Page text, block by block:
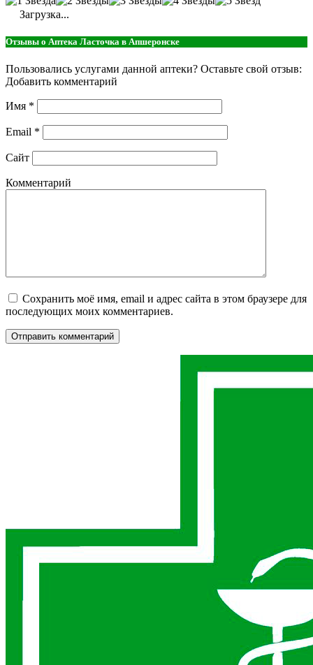
Загрузка...
Отзывы о Аптека Ласточка в Апшеронске
Пользовались услугами данной аптеки? Оставьте свой отзыв:
Добавить комментарий
Имя *
Email *
Сайт
Комментарий
Сохранить моё имя, email и адрес сайта в этом браузере для
последующих моих комментариев.